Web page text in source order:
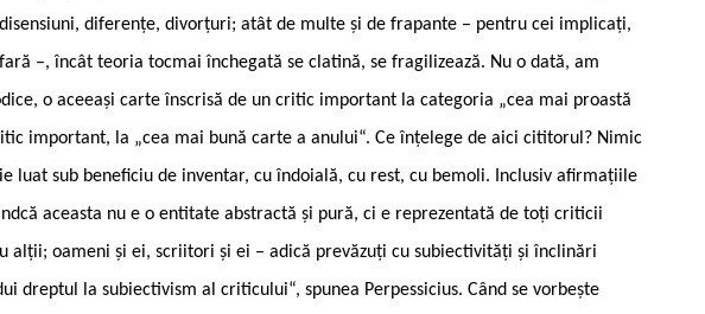
diferențe, divorțuri; atât de multe și de frapante – pentru cei implicați,
–, încât teoria tocmai închegată se clatină, se fragilizează. Nu o dată, am
o aceeași carte înscrisă de un critic important la categoria „cea mai proastă
important, la „cea mai bună carte a anului“. Ce înțelege de aici cititorul? Nimic
luat sub beneficiu de inventar, cu îndoială, cu rest, cu bemoli. Inclusiv afirmațiile
aceasta nu e o entitate abstractă și pură, ci e reprezentată de toți criticii
alții; oameni și ei, scriitori și ei – adică prevăzuți cu subiectivități și înclinări
dreptul la subiectivism al criticului“, spunea Perpessicius. Când se vorbește